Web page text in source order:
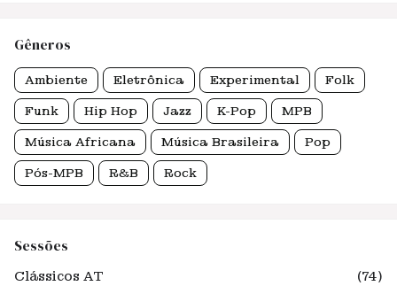
Gêneros
Ambiente Eletrônica Experimental Folk
Funk Hip Hop Jazz K-Pop MPB
Música Africana Música Brasileira Pop
Pós-MPB R&B Rock
Sessões
Clássicos AT
(74)